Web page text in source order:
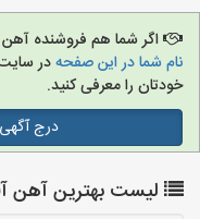
آهن
اگر شما هم فروشنده
نام شما در این صفحهدر
خودتان را معرفی کنید.
درج
لیست بهترین آهن